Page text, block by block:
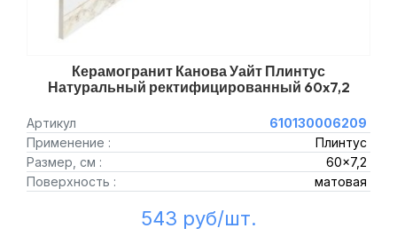
Керамогранит Канова Уайт Плинтус
Натуральный ректифицированный 60x7,2
Артикул
610130006209
Применение :
Плинтус
Размер, см :
60x7,2
Поверхность :
матовая
543 руб/шт.